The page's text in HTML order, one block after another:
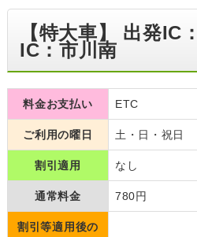
【特大車】 出発
IC：市川南
料金お支払い ETC
ご利用の曜日 土・日・祝日
割引適用 なし
通常料金 780円
割引等適用後の